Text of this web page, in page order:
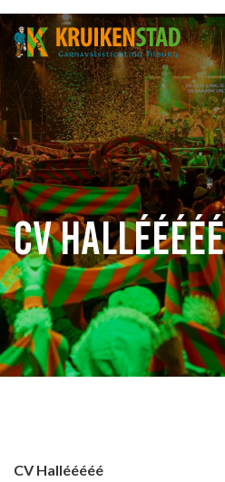
CV Hallééééé
CV Hallééééé